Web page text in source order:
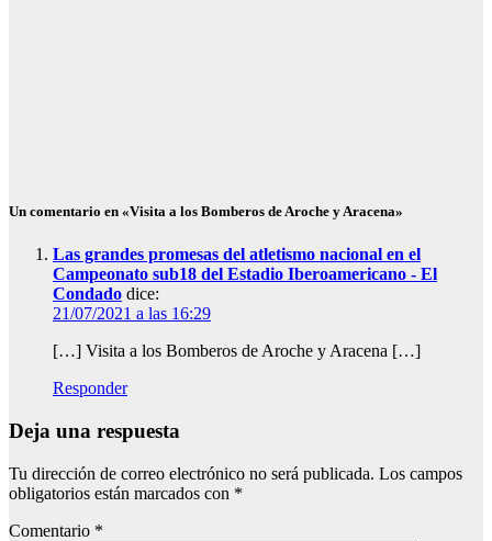
Un comentario en «Visita a los Bomberos de Aroche y Aracena»
Las grandes promesas del atletismo nacional en el
Campeonato sub18 del Estadio Iberoamericano - El
Condado dice:
21/07/2021 a las 16:29
[…] Visita a los Bomberos de Aroche y Aracena […]
Responder
Deja una respuesta
Tu dirección de correo electrónico no será publicada. Los campos
obligatorios están marcados con *
Comentario *